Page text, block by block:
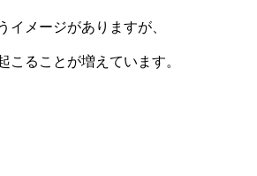
メージがありますが、
こることが増えています。